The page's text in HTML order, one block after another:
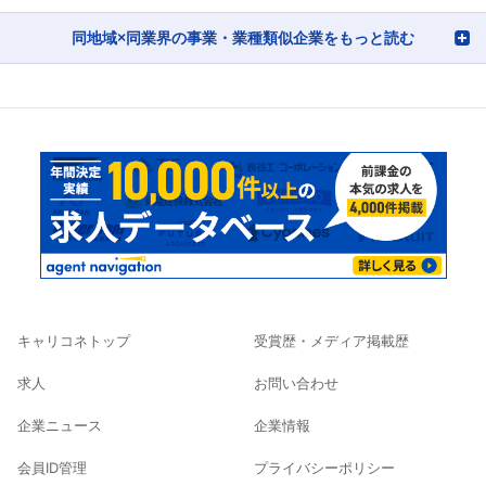
同地域×同業界の事業・業種類似企業をもっと読む
キャリコネトップ
求人
企業ニュース
会員ID管理
受賞歴・メディア掲載歴
お問い合わせ
企業情報
プライバシーポリシー